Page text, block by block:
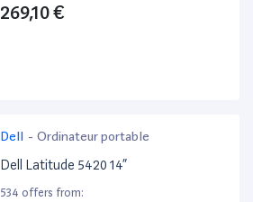
269,10 €
Dell - Ordinateur portable
Dell Latitude 5420 14”
534 offers from: